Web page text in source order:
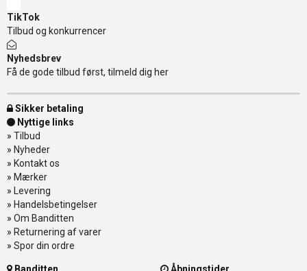
TikTok
Tilbud og konkurrencer
Nyhedsbrev
Få de gode tilbud først, tilmeld dig her
Sikker betaling
Nyttige links
» Tilbud
» Nyheder
» Kontakt os
» Mærker
» Levering
» Handelsbetingelser
» Om Banditten
» Returnering af varer
» Spor din ordre